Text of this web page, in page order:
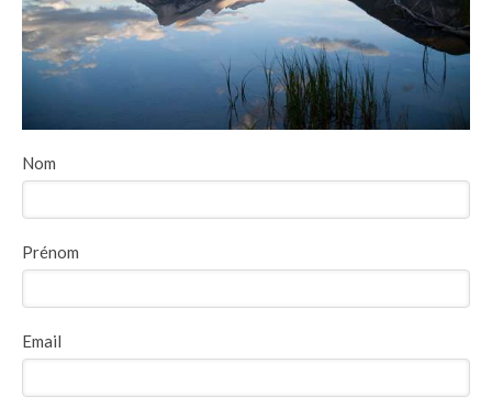
Nom
Prénom
Email